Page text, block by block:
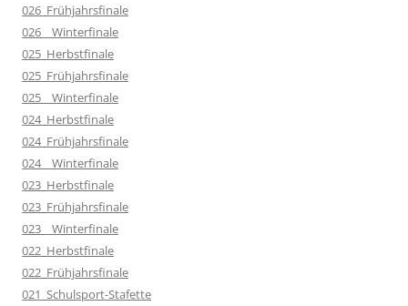
026_Frühjahrsfinale
026__Winterfinale
025_Herbstfinale
025_Frühjahrsfinale
025__Winterfinale
024_Herbstfinale
024_Frühjahrsfinale
024__Winterfinale
023_Herbstfinale
023_Frühjahrsfinale
023__Winterfinale
022_Herbstfinale
022_Frühjahrsfinale
021_Schulsport-Stafette